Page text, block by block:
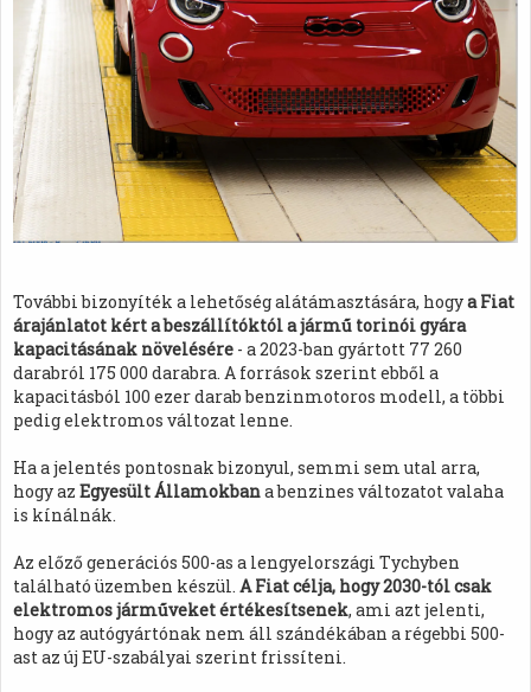
További bizonyíték a lehetőség alátámasztására, hogya Fiat
árajánlatot kért a beszállítóktól a jármű torinói gyára
kapacitásának növelésére - a 2023-ban gyártott 77 260
darabról 175 000 darabra. A források szerint ebből a
kapacitásból 100 ezer darab benzinmotoros modell, a többi
pedig elektromos változat lenne.
Ha a jelentés pontosnak bizonyul, semmi sem utal arra,
hogy az Egyesült Államokbana benzines változatot valaha
is kínálnák.
Az előző generációs 500-as a lengyelországi Tychyben
található üzemben készül. A Fiat célja, hogy 2030-tól csak
elektromos járműveket értékesítsenek, ami azt jelenti,
hogy az autógyártónak nem áll szándékában a régebbi 500-
ast az új EU-szabályai szerint frissíteni.